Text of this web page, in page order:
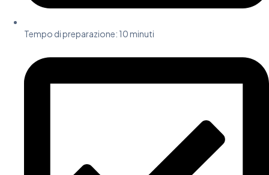
Tempo di preparazione: 10 minuti